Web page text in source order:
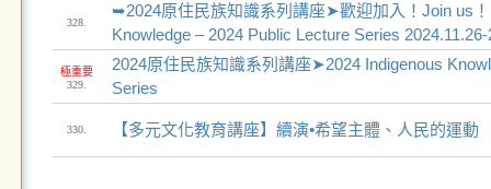
328.
➥2024原住民族知識系列講座➤歡迎加入！Join us！
Knowledge – 2024 Public Lecture Series
極重要
329.
2024原住民族知識系列講座➤2024 Indigenous
Series
330. 【多元文化教育講座】續演•希望主體、人民的運動